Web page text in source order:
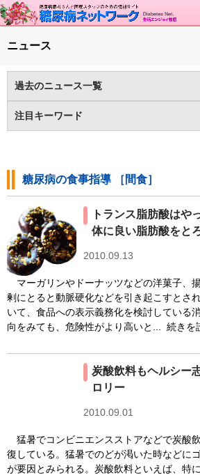
学会・イベント
糖尿病のきほん
腎臓の健康道
インスリンポンプ
血糖トレンド
グリコアルブミン
特集・連載 一覧へ
1型ライフ
ニュース
過去のニュース一覧
2025年 2024年
2019年 2018年 2017年 2016年
2007年 2006年 2005年
注目キーワード
メンタルヘルス（279) ライフスタイル
世界糖尿病デー（90) 医療の進歩（497)
医薬品/インスリン（648)
糖尿病と肥満（466) 糖尿病の検査（
糖尿病の統計（27) 糖尿病の診断基準
糖尿病ネットワーク（146) 糖尿病リ
糖尿病予備群（307) 糖尿病合併症（
血糖自己測定（SMBG）（142)
食事療法（1318)
糖尿病の食事指導 ［間食］
トランス脂肪酸は
体に良い脂肪酸をと
2010.09.13
マーガリンやドーナッツなどの洋菓子、
剰にとると動脈硬化などを引き起こすとさ
いて、食品への表示義務化を検討している
向をみても、危険性がより高いと... 続き
炭酸飲料もヘルシー
ロリー
2010.09.01
猛暑でコンビニエンスストアなどで炭酸
復している。猛暑でのどが渇いた時などに
が要因とみられる。炭酸飲料といえば、特